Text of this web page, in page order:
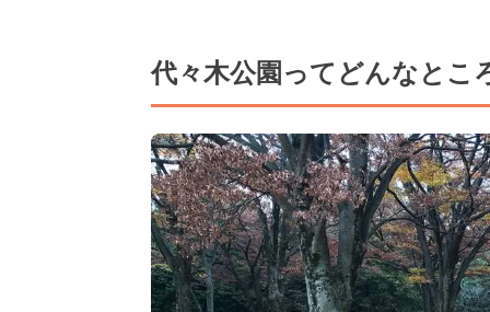
代々木公園ってどんなとこ